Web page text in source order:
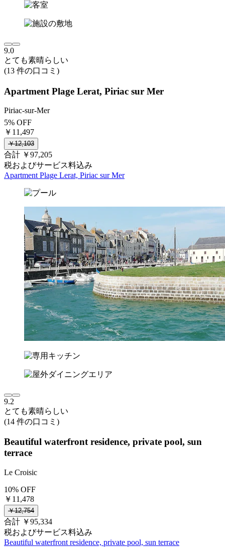
9.0
とても素晴らしい
(13 件の口コミ)
Apartment Plage Lerat, Piriac sur Mer
Piriac-sur-Mer
5% OFF
￥11,497
￥12,103
合計 ￥97,205
税およびサービス料込み
Apartment Plage Lerat, Piriac sur Mer
9.2
とても素晴らしい
(14 件の口コミ)
Beautiful waterfront residence, private pool, sun
terrace
Le Croisic
10% OFF
￥11,478
￥12,754
合計 ￥95,334
税およびサービス料込み
Beautiful waterfront residence, private pool, sun terrace